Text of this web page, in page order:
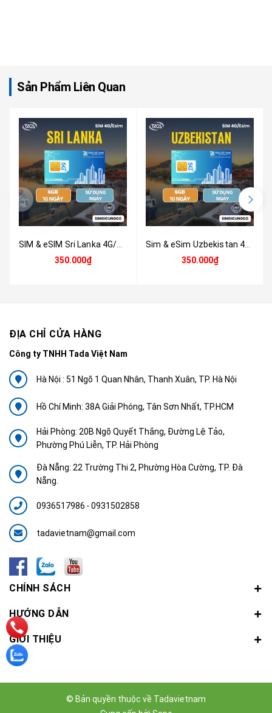
Sản Phẩm Liên Quan
SIM & eSIM Sri Lanka 4G/5G – Du Lịch, Công Tác – Nhận SIM Tại Việt Nam
350.000₫
Sim & eSim Uzbekistan 4G/5G | Du Lịch, Công Tác | Nhận Tại Việt Nam
350.000₫
ĐỊA CHỈ CỬA HÀNG
Công ty TNHH Tada Việt Nam
Hà Nội : 51 Ngõ 1 Quan Nhân, Thanh Xuân, TP. Hà Nội
Hồ Chí Minh: 38A Giải Phóng, Tân Sơn Nhất, TP.HCM
Hải Phòng: 20B Ngõ Quyết Thắng, Đường Lệ Tảo,
Phường Phú Liễn, TP. Hải Phòng
Đà Nẵng: 22 Trường Thi 2, Phường Hòa Cường, TP. Đà
Nẵng.
0936517986 -0931502858
tadavietnam@gmail.com
CHÍNH SÁCH
HƯỚNG DẪN
GIỚI THIỆU
© Bản quyền thuộc về Tadavietnam